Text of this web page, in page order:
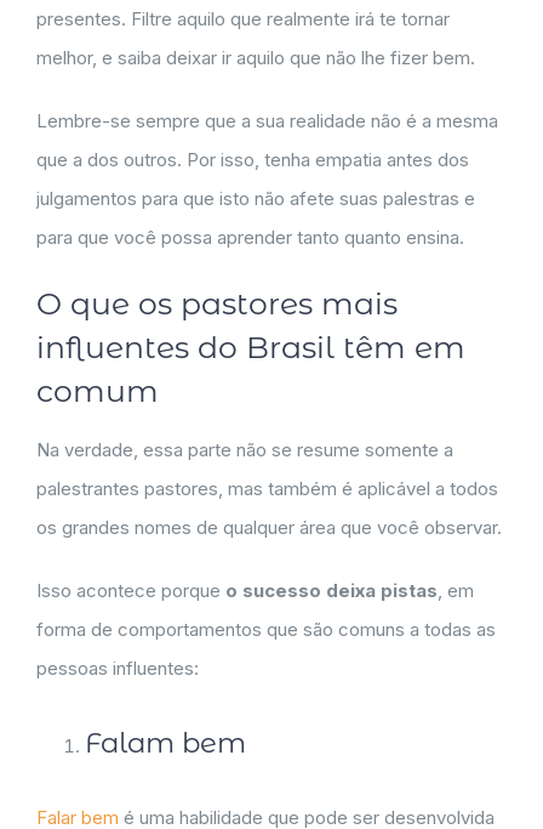
presentes. Filtre aquilo que realmente irá te tornar
melhor, e saiba deixar ir aquilo que não lhe fizer bem.
Lembre-se sempre que a sua realidade não é a mesma
que a dos outros. Por isso, tenha empatia antes dos
julgamentos para que isto não afete suas palestras e
para que você possa aprender tanto quanto ensina.
O que os pastores mais
influentes do Brasil têm em
comum
Na verdade, essa parte não se resume somente a
palestrantes pastores, mas também é aplicável a todos
os grandes nomes de qualquer área que você observar.
Isso acontece porque o sucesso deixa pistas, em
forma de comportamentos que são comuns a todas as
pessoas influentes:
Falam bem
Falar bem é uma habilidade que pode ser desenvolvida